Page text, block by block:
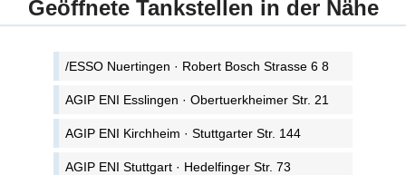
Geöffnete Tankstellen in der Nähe
/ESSO Nuertingen · Robert Bosch Strasse 6 8
AGIP ENI Esslingen · Obertuerkheimer Str. 21
AGIP ENI Kirchheim · Stuttgarter Str. 144
AGIP ENI Stuttgart · Hedelfinger Str. 73